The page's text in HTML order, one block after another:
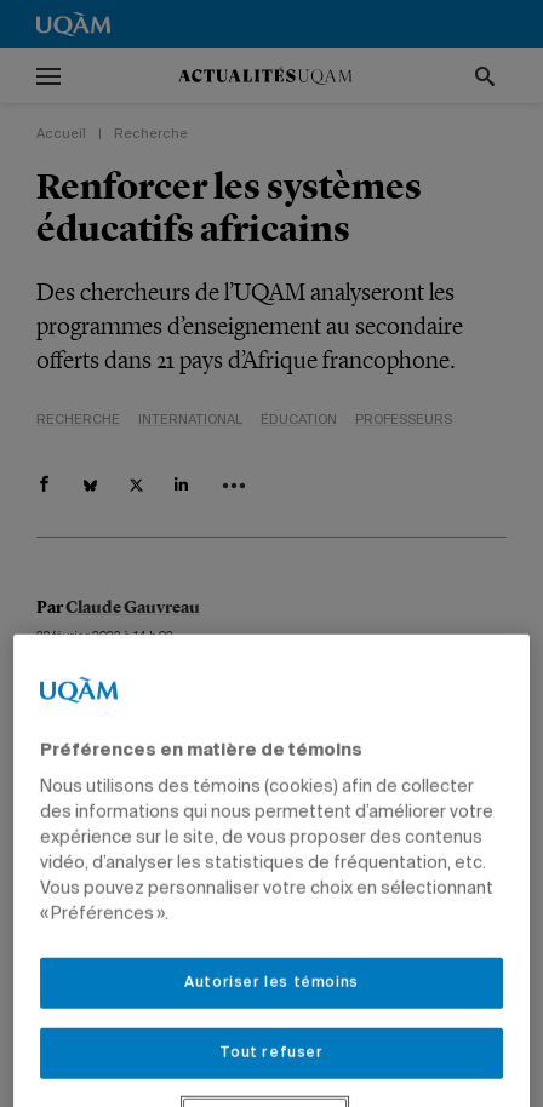
Accueil Recherche
Renforcer les systèmes
éducatifs africains
Des chercheurs de l’UQAM analyseront les
programmes d’enseignement au secondaire
offerts dans 21 pays d’Afrique francophone.
RECHERCHE INTERNATIONAL ÉDUCATION PROFESSEURS
ParClaude Gauvreau
28 février 2022 à 14 h 02
La Chaire UNESCO de développement curriculaire a reçu
le mandat d’analyser les programmes d’enseignement en
langues, mathématiques et sciences offerts au premier
cycle du secondaire dans les pays francophones
d’Afrique subsaharienne. Ce projet est mené en
l’Éducation des États et gouvernements de la
d’éducation ainsi que les réformes en cours.
«Nous avons obtenu ce mandat à la suite d’un appel
Préférences en matière de témoins
Nous utilisons des témoins (cookies) afin de collecter
des informations qui nous permettent d’améliorer votre
expérience sur le site, de vous proposer des contenus
vidéo, d’analyser les statistiques de fréquentation, etc.
Vous pouvez personnaliser votre choix en sélectionnant
« Préférences ».
Tout refuser
Autoriser les témoins